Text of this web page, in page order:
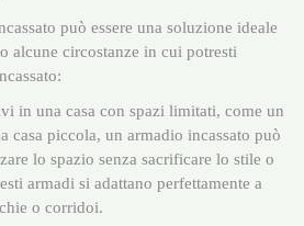
può essere una soluzione ideale
alcune circostanze in cui potresti
in una casa con spazi limitati, come un
casa piccola, un armadio incassato può
lo spazio senza sacrificare lo stile o
armadi si adattano perfettamente a
o corridoi.